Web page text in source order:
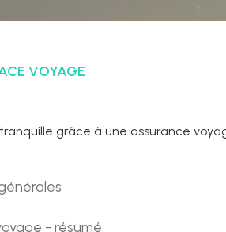
VOYAGE
grâce à une assurance
- résumé